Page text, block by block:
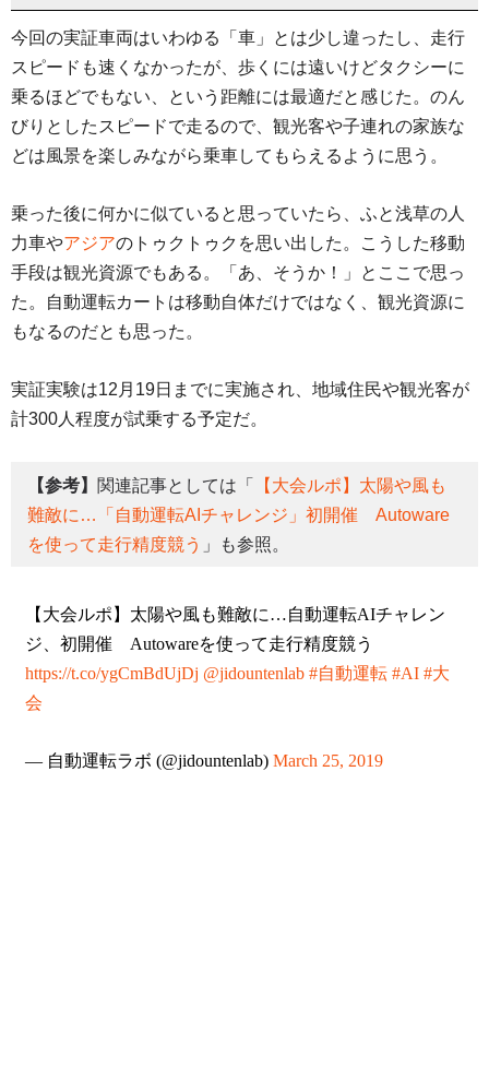
今回の実証車両はいわゆる「車」とは少し違ったし、走行
スピードも速くなかったが、歩くには遠いけどタクシーに
乗るほどでもない、という距離には最適だと感じた。のん
びりとしたスピードで走るので、観光客や子連れの家族な
どは風景を楽しみながら乗車してもらえるように思う。
乗った後に何かに似ていると思っていたら、ふと浅草の人
力車やアジアのトゥクトゥクを思い出した。こうした移動
手段は観光資源でもある。「あ、そうか！」とここで思っ
た。自動運転カートは移動自体だけではなく、観光資源に
もなるのだとも思った。
実証実験は12月19日までに実施され、地域住民や観光客が
計300人程度が試乗する予定だ。
【参考】 関連記事としては「
【大会ルポ】太陽や風も
難敵に…「自動運転AIチャレンジ」初開催 Autoware
を使って走行精度競う 」も参照。
【大会ルポ】太陽や風も難敵に…自動運転AIチャレン
ジ、初開催 Autowareを使って走行精度競う
https://t.co/ygCmBdUjDj @jidountenlab #自動運転 #AI #大
会
— 自動運転ラボ (@jidountenlab) March 25, 2019